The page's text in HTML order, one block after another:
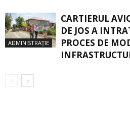
ADMINISTRAȚIE
CARTIERUL
DE JOS A
PROCES DE